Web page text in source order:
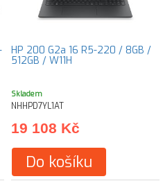
HP 200 G2a 16 R5-220 / 8GB /
512GB / W11H
Skladem
NHHPD7YL1AT
19 108 Kč
Do košíku